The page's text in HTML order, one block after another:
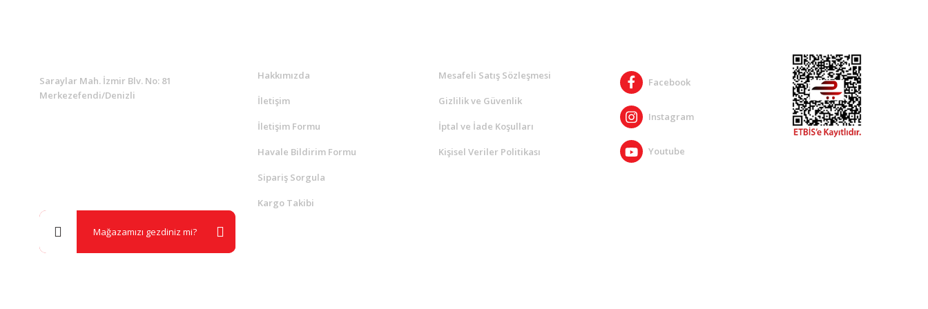
Saraylar Mah. İzmir Blv. No: 81
Merkezefendi/Denizli
Mağazamızı gezdiniz mi?
Hakkımızda
İletişim
İletişim Formu
Havale Bildirim Formu
Sipariş Sorgula
Kargo Takibi
Mesafeli Satış Sözleşmesi
Gizlilik ve Güvenlik
İptal ve İade Koşulları
Kişisel Veriler Politikası
Facebook
Instagram
Youtube